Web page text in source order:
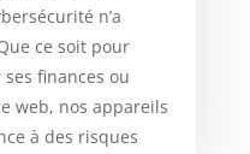
n’a
ce soit pour
finances ou
web, nos appareils
à des risques